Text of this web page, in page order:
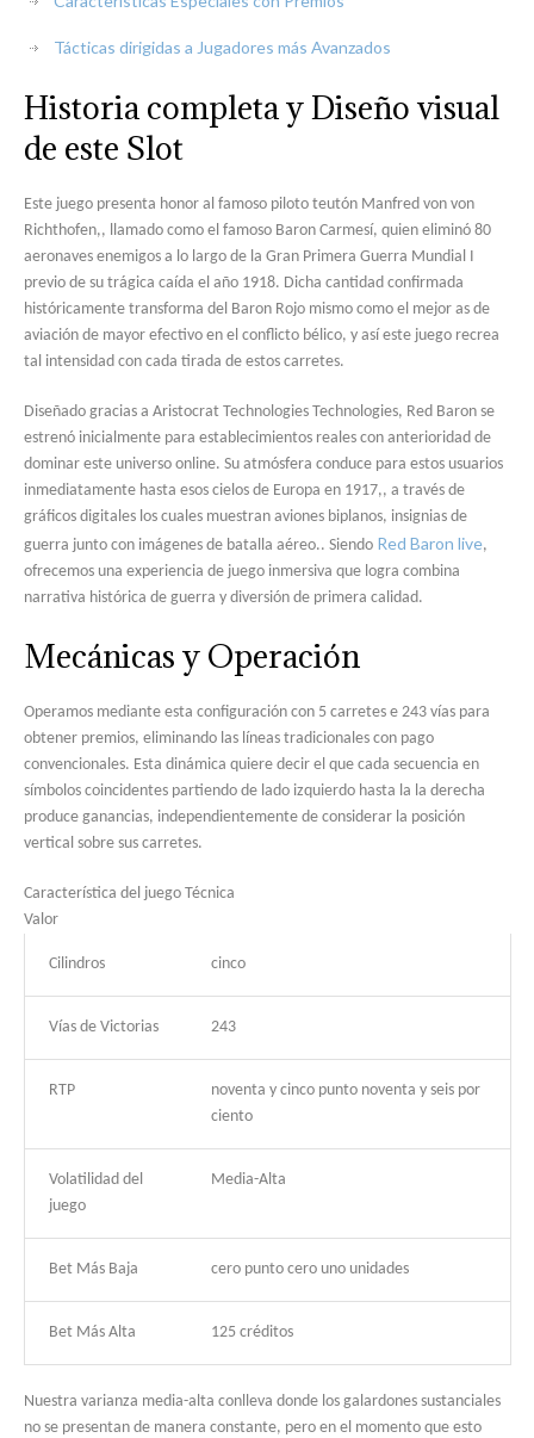
Tácticas dirigidas a Jugadores más Avanzados
Historia completa y Diseño visual
de este Slot
Este juego presenta honor al famoso piloto teutón Manfred von von
Richthofen,, llamado como el famoso Baron Carmesí, quien eliminó 80
aeronaves enemigos a lo largo de la Gran Primera Guerra Mundial I
previo de su trágica caída el año 1918. Dicha cantidad confirmada
históricamente transforma del Baron Rojo mismo como el mejor as de
aviación de mayor efectivo en el conflicto bélico, y así este juego recrea
tal intensidad con cada tirada de estos carretes.
Diseñado gracias a Aristocrat Technologies Technologies, Red Baron se
estrenó inicialmente para establecimientos reales con anterioridad de
dominar este universo online. Su atmósfera conduce para estos usuarios
inmediatamente hasta esos cielos de Europa en 1917,, a través de
gráficos digitales los cuales muestran aviones biplanos, insignias de
guerra junto con imágenes de batalla aéreo.. Siendo Red Baron live,
ofrecemos una experiencia de juego inmersiva que logra combina
narrativa histórica de guerra y diversión de primera calidad.
Mecánicas y Operación
Operamos mediante esta configuración con 5 carretes e 243 vías para
obtener premios, eliminando las líneas tradicionales con pago
convencionales. Esta dinámica quiere decir el que cada secuencia en
símbolos coincidentes partiendo de lado izquierdo hasta la la derecha
produce ganancias, independientemente de considerar la posición
vertical sobre sus carretes.
Característica del juego Técnica
Valor
Cilindros cinco
Vías de Victorias 243
RTP
noventa y cinco punto noventa y seis por
ciento
Volatilidad del
juego
Media-Alta
Bet Más Baja cero punto cero uno unidades
Bet Más Alta 125 créditos
Nuestra varianza media-alta conlleva donde los galardones sustanciales
no se presentan de manera constante, pero en el momento que esto